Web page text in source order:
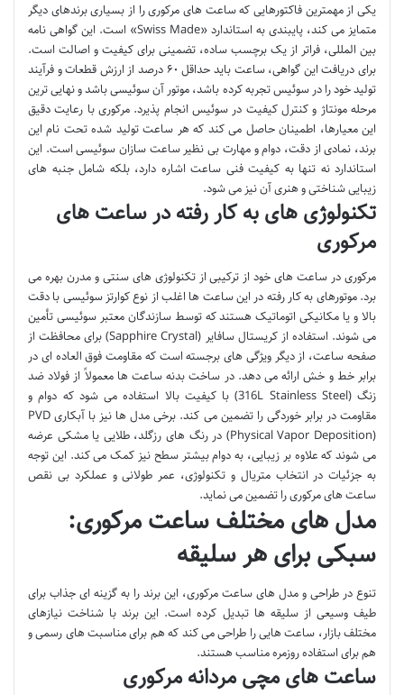
یکی از مهمترین فاکتورهایی که ساعت های مرکوری را از بسیاری برندهای دیگر
متمایز می کند، پایبندی به استاندارد «Swiss Made» است. این گواهی نامه
بین المللی، فراتر از یک برچسب ساده، تضمینی برای کیفیت و اصالت است.
برای دریافت این گواهی، ساعت باید حداقل ۶۰ درصد از ارزش قطعات و فرآیند
تولید خود را در سوئیس تجربه کرده باشد، موتور آن سوئیسی باشد و نهایی ترین
مرحله مونتاژ و کنترل کیفیت در سوئیس انجام پذیرد. مرکوری با رعایت دقیق
این معیارها، اطمینان حاصل می کند که هر ساعت تولید شده تحت نام این
برند، نمادی از دقت، دوام و مهارت بی نظیر ساعت سازان سوئیسی است. این
استاندارد نه تنها به کیفیت فنی ساعت اشاره دارد، بلکه شامل جنبه های
زیبایی شناختی و هنری آن نیز می شود.
تکنولوژی های به کار رفته در ساعت های
مرکوری
مرکوری در ساعت های خود از ترکیبی از تکنولوژی های سنتی و مدرن بهره می
برد. موتورهای به کار رفته در این ساعت ها اغلب از نوع کوارتز سوئیسی با دقت
بالا و یا مکانیکی اتوماتیک هستند که توسط سازندگان معتبر سوئیسی تأمین
می شوند. استفاده از کریستال سافایر (Sapphire Crystal) برای محافظت از
صفحه ساعت، از دیگر ویژگی های برجسته است که مقاومت فوق العاده ای در
برابر خط و خش ارائه می دهد. در ساخت بدنه ساعت ها معمولاً از فولاد ضد
زنگ (316L Stainless Steel) با کیفیت بالا استفاده می شود که دوام و
مقاومت در برابر خوردگی را تضمین می کند. برخی مدل ها نیز با آبکاری PVD
(Physical Vapor Deposition) در رنگ های رزگلد، طلایی یا مشکی عرضه
می شوند که علاوه بر زیبایی، به دوام بیشتر سطح نیز کمک می کند. این توجه
به جزئیات در انتخاب متریال و تکنولوژی، عمر طولانی و عملکرد بی نقص
ساعت های مرکوری را تضمین می نماید.
مدل های مختلف ساعت مرکوری:
سبکی برای هر سلیقه
تنوع در طراحی و مدل های ساعت مرکوری، این برند را به گزینه ای جذاب برای
طیف وسیعی از سلیقه ها تبدیل کرده است. این برند با شناخت نیازهای
مختلف بازار، ساعت هایی را طراحی می کند که هم برای مناسبت های رسمی و
هم برای استفاده روزمره مناسب هستند.
ساعت های مچی مردانه مرکوری